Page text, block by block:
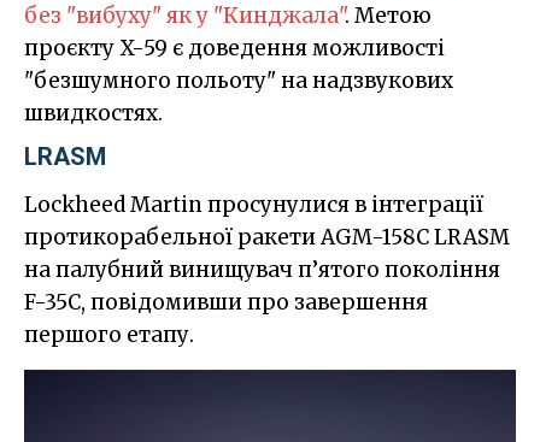
без "вибуху" як у "Кинджала". Метою
проєкту X-59 є доведення можливості
"безшумного польоту" на надзвукових
швидкостях.
LRASM
Lockheed Martin просунулися в інтеграції
протикорабельної ракети AGM-158C LRASM
на палубний винищувач п’ятого покоління
F-35C, повідомивши про завершення
першого етапу.